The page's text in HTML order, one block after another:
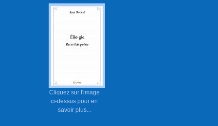
Cliquez sur l'image
ci-dessus pour en
savoir plus...